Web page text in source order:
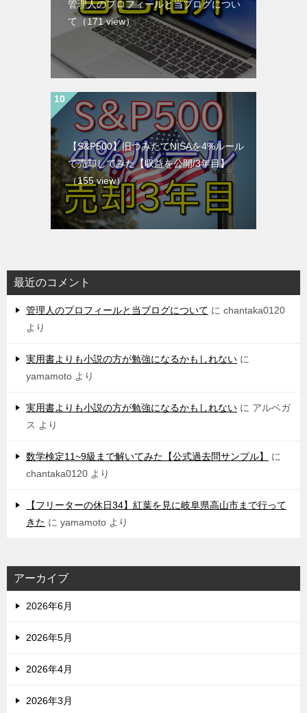
管理人のプロフィールと当ブログについ
て
（171 view）
【S&P500】旧つみたてNISAを4%ルール
で売却してみた【収益を公開/3年目】
（155 view）
最近のコメント
管理人のプロフィールと当ブログについて に chantaka0120
より
実用書よりも小説の方が勉強になるかもしれない に
yamamoto より
実用書よりも小説の方が勉強になるかもしれない に アルベガ
ス より
数学検定11~9級まで解いてみた【公式過去問サンプル】
に
chantaka0120 より
【フリーターの休日34】紅葉を見に岐阜県高山市まで行って
きた に yamamoto より
アーカイブ
2026年6月
2026年5月
2026年4月
2026年3月